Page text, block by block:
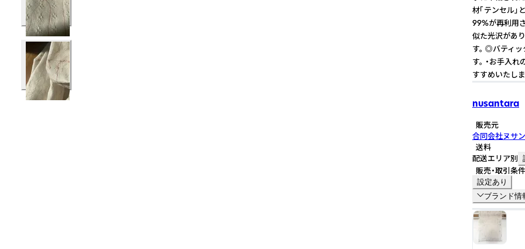
材「テンセル」
99%が再利用
似た光沢があ
す。 ◎バティ
す。 ・お手入
すすめいたしま
nusantara
販売元
合同会社ヌサ
送料
配送エリア別
販売・取引条件
設定あり
ブランド情